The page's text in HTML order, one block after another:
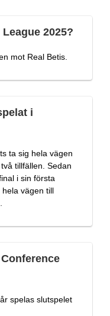
2025?
mot Real Betis.
i
ta sig hela vägen
tillfällen. Sedan
i sin första
vägen till
spelas slutspelet